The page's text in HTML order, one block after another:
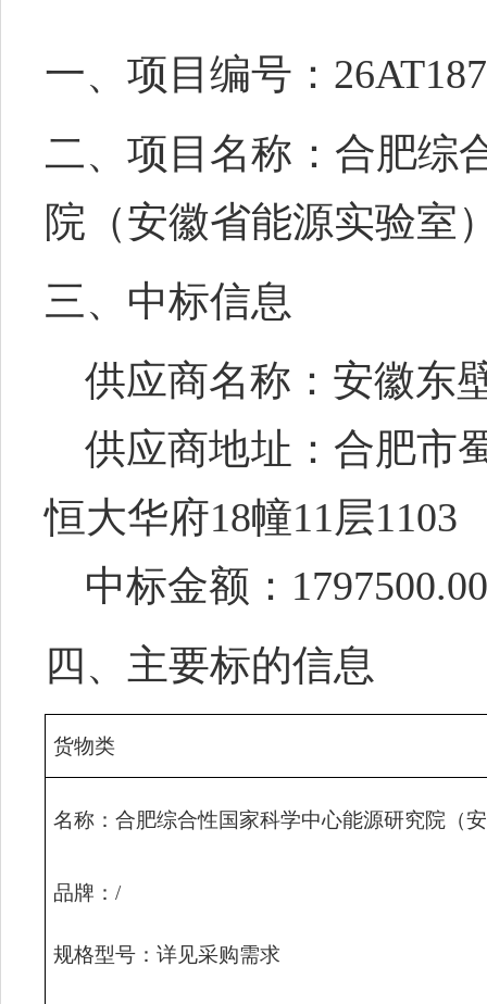
一、项目编号：
二、项目名称： 合肥综
院（安徽省能源实验室
三、中标信息
供应商名称： 安徽东
供应商地址：合肥市
恒大华府18幢11层1103
中标金额： 1797500
四、主要标的信息
货物类
名称： 合肥综合性国家科学中心能源研究院（
品牌： /
规格型号： 详见采购需求